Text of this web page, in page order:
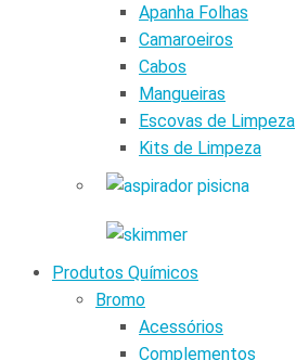
Apanha Folhas
Camaroeiros
Cabos
Mangueiras
Escovas de Limpeza
Kits de Limpeza
Produtos Químicos
Bromo
Acessórios
Complementos